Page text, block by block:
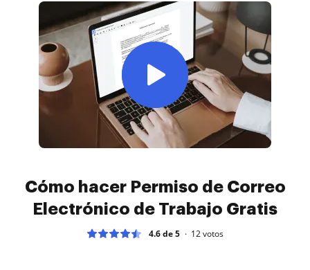
Cómo hacer Permiso de Correo
Electrónico de Trabajo Gratis
4.6 de 5 12votos